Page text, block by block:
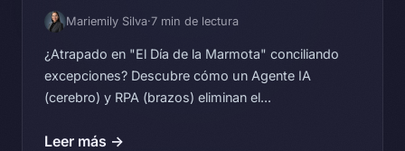
Mariemily Silva·7 min de lectura
¿Atrapado en "El Día de la Marmota" conciliando
excepciones? Descubre cómo un Agente IA
(cerebro) y RPA (brazos) eliminan el...
Leer más →